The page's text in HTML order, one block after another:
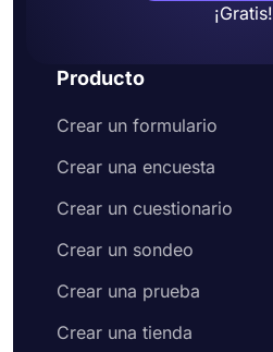
¡Gratis!
Producto
Crear un formulario
Crear una encuesta
Crear un cuestionario
Crear un sondeo
Crear una prueba
Crear una tienda